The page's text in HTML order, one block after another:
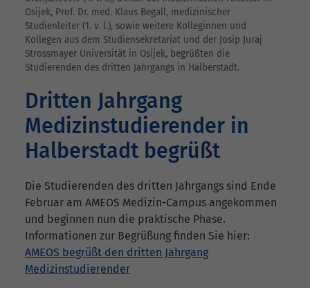
Osijek, Prof. Dr. med. Klaus Begall, medizinischer
Studienleiter (1. v. l.), sowie weitere Kolleginnen und
Kollegen aus dem Studiensekretariat und der Josip Juraj
Strossmayer Universität in Osijek, begrüßten die
Studierenden des dritten Jahrgangs in Halberstadt.
Dritten Jahrgang
Medizinstudierender in
Halberstadt begrüßt
Die Studierenden des dritten Jahrgangs sind Ende
Februar am AMEOS Medizin-Campus angekommen
und beginnen nun die praktische Phase.
Informationen zur Begrüßung finden Sie hier:
AMEOS begrüßt den dritten Jahrgang
Medizinstudierender